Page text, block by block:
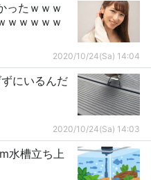
ったｗｗｗ
ｗｗｗｗｗ
2020/10/24(Sa) 14:04
にいるんだ
2020/10/24(Sa) 14:03
水槽立ち上